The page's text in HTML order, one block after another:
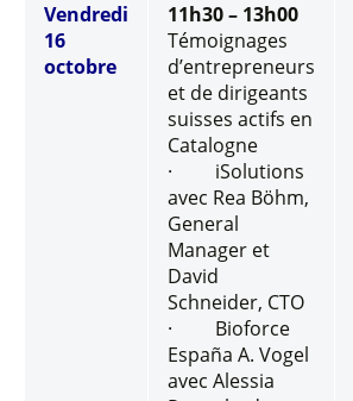
Vendredi
16
octobre
11h30 – 13h00
Témoignages
d’entrepreneurs
et de dirigeants
suisses actifs en
Catalogne
· iSolutions
avec Rea Böhm,
General
Manager et
David
Schneider, CTO
· Bioforce
España A. Vogel
avec Alessia